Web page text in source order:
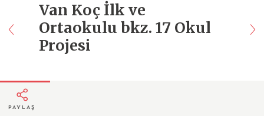
Van Koç İlk ve
Ortaokulu bkz. 17 Okul
Projesi
PAYLAŞ